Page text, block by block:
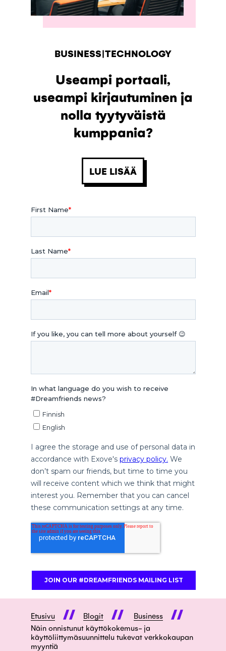
BUSINESS|TECHNOLOGY
Useampi portaali,
useampi kirjautuminen ja
nolla tyytyväistä
kumppania?
LUE LISÄÄ
Etusivu Blogit
Business
Näin onnistunut käyttökokemus- ja
käyttöliittymäsuunnittelu tukevat verkkokaupan
myyntiä